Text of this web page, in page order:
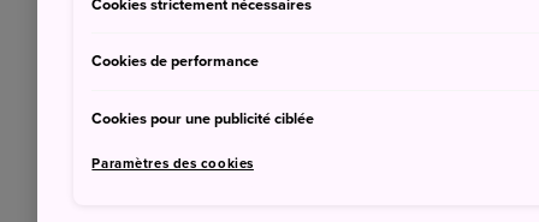
Les
Cookies strictement nécessaires
Cookies de performance
Cookies pour une publicité ciblée
Paramètres des cookies